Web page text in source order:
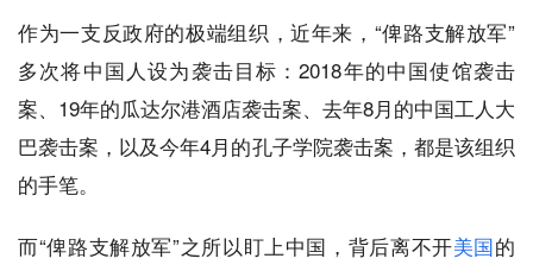
作为一支反政府的极端组织，近年来，“俾路支解放军”
多次将中国人设为袭击目标：2018年的中国使馆袭击
案、19年的瓜达尔港酒店袭击案、去年8月的中国工人大
巴袭击案，以及今年4月的孔子学院袭击案，都是该组织
的手笔。
而“俾路支解放军”之所以盯上中国，背后离不开美国的